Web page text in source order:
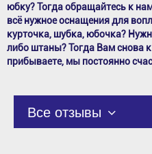
юбку? Тогда обращайтесь к
всё нужное оснащения для
курточка, шубка, юбочка?
либо штаны? Тогда Вам снова
прибываете, мы постоянно
Все отзывы